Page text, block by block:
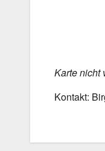
Kar­te nicht
Kon­takt: